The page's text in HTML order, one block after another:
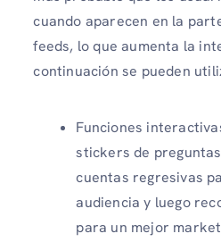
cuando aparecen en la
feeds, lo que aumenta la
continuación se pueden
Funciones
stickers de
cuentas regresivas
audiencia y luego
para un mejor